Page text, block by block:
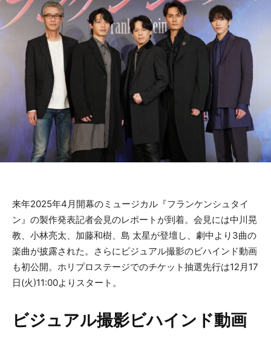
来年2025年4月開幕のミュージカル『フランケンシュタイ
ン』の製作発表記者会見のレポートが到着。会見には中川晃
教、小林亮太、加藤和樹、島 太星が登壇し、劇中より3曲の
楽曲が披露された。さらにビジュアル撮影のビハインド動画
も初公開。ホリプロステージでのチケット抽選先行は12月17
日(火)11:00よりスタート。
ビジュアル撮影ビハインド動画